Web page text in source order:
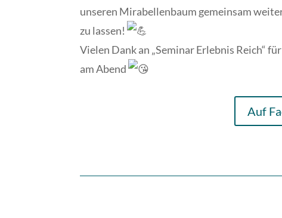
unseren Mirabellenbaum gemeinsam
zu lassen!
Vielen Dank an „Seminar Erlebnis Reich“
am Abend
Auf